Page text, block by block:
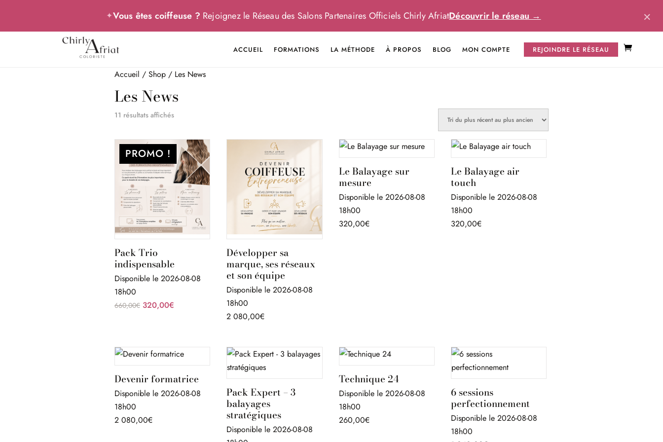
✦Vous êtes coiffeuse ? Rejoignez le Réseau des Salons Partenaires Officiels Chirly AfriatDécouvrir le réseau → ×
ACCUEIL FORMATIONS LA MÉTHODE À PROPOS BLOG MON COMPTE REJOINDRE LE RÉSEAU
Accueil / Shop / Les News
Les News
11 résultats affichésTrié
plus
récent
au
plus
ancien
PROMO !
Pack Trio
indispensable
Disponible le 2026-08-08
18h00
660,00€ Le
était :
660,00€.
320,00€
est :
320,00€.
Développer sa
marque, ses réseaux
et son équipe
Disponible le 2026-08-08
18h00
2 080,00€
Le Balayage sur
mesure
Disponible le 2026-08-08
18h00
320,00€
Le Balayage air
touch
Disponible le 2026-08-08
18h00
320,00€
Devenir formatrice
Disponible le 2026-08-08
18h00
2 080,00€
Pack Expert – 3
balayages
stratégiques
Disponible le 2026-08-08
Technique 24
Disponible le 2026-08-08
18h00
260,00€
6 sessions
perfectionnement
Disponible le 2026-08-08
18h00